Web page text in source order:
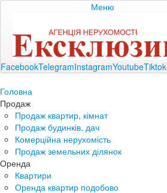
Меню
FacebookTelegramInstagramYoutubeTiktok
Головна
Продаж
Продаж квартир, кімнат
Продаж будинків, дач
Комерційна нерухомість
Продаж земельних ділянок
Оренда
Квартири
Оренда квартир подобово